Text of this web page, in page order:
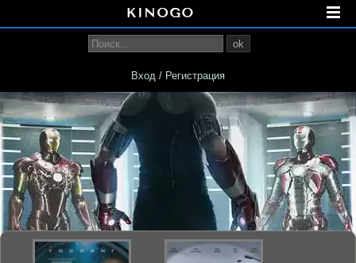
ok
Вход / Регистрация